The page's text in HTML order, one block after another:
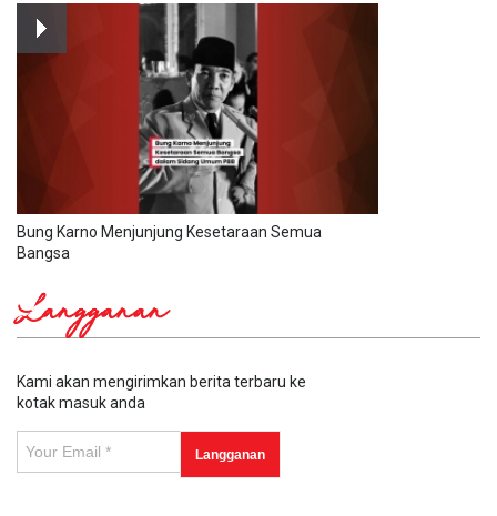
Bung Karno Menjunjung Kesetaraan Semua
Bangsa
Langganan
Kami akan mengirimkan berita terbaru ke
kotak masuk anda